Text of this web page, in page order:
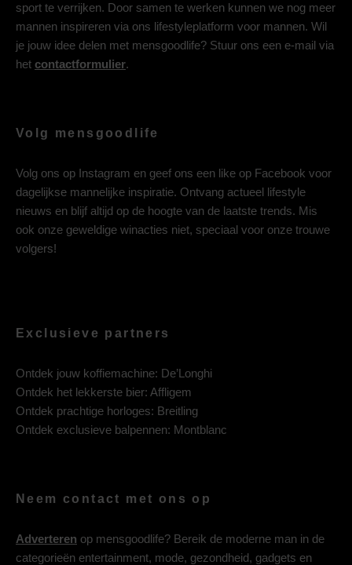
sport te verrijken. Door samen te werken kunnen we nog meer
mannen inspireren via ons lifestyleplatform voor mannen. Wil
je jouw idee delen met mensgoodlife? Stuur ons een e-mail via
het contactformulier.
Volg mensgoodlife
Volg ons op Instagram en geef ons een like op Facebook voor
dagelijkse mannelijke inspiratie. Ontvang actueel lifestyle
nieuws en blijf altijd op de hoogte van de laatste trends. Mis
ook onze geweldige winacties niet, speciaal voor onze trouwe
volgers!
Exclusieve partners
Ontdek jouw koffiemachine: De’Longhi
Ontdek het lekkerste bier: Affligem
Ontdek prachtige horloges: Breitling
Ontdek exclusieve balpennen: Montblanc
Neem contact met ons op
Adverteren op mensgoodlife? Bereik de moderne man in de
categorieën entertainment, mode, gezondheid, gadgets en